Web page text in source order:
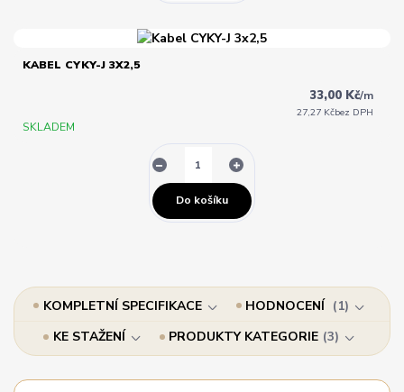
KABEL CYKY-J 3X2,5
33,00 Kč/m
27,27 Kčbez DPH
SKLADEM
Do košíku
KOMPLETNÍ SPECIFIKACE HODNOCENÍ
1
KE STAŽENÍ
PRODUKTY KATEGORIE 3